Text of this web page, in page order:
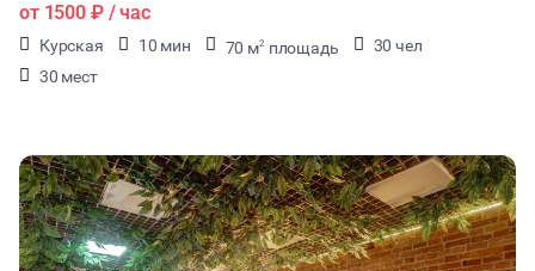
от 1500 ₽/ час
Курская 10 мин 70 м2 площадь
30 чел
30 мест